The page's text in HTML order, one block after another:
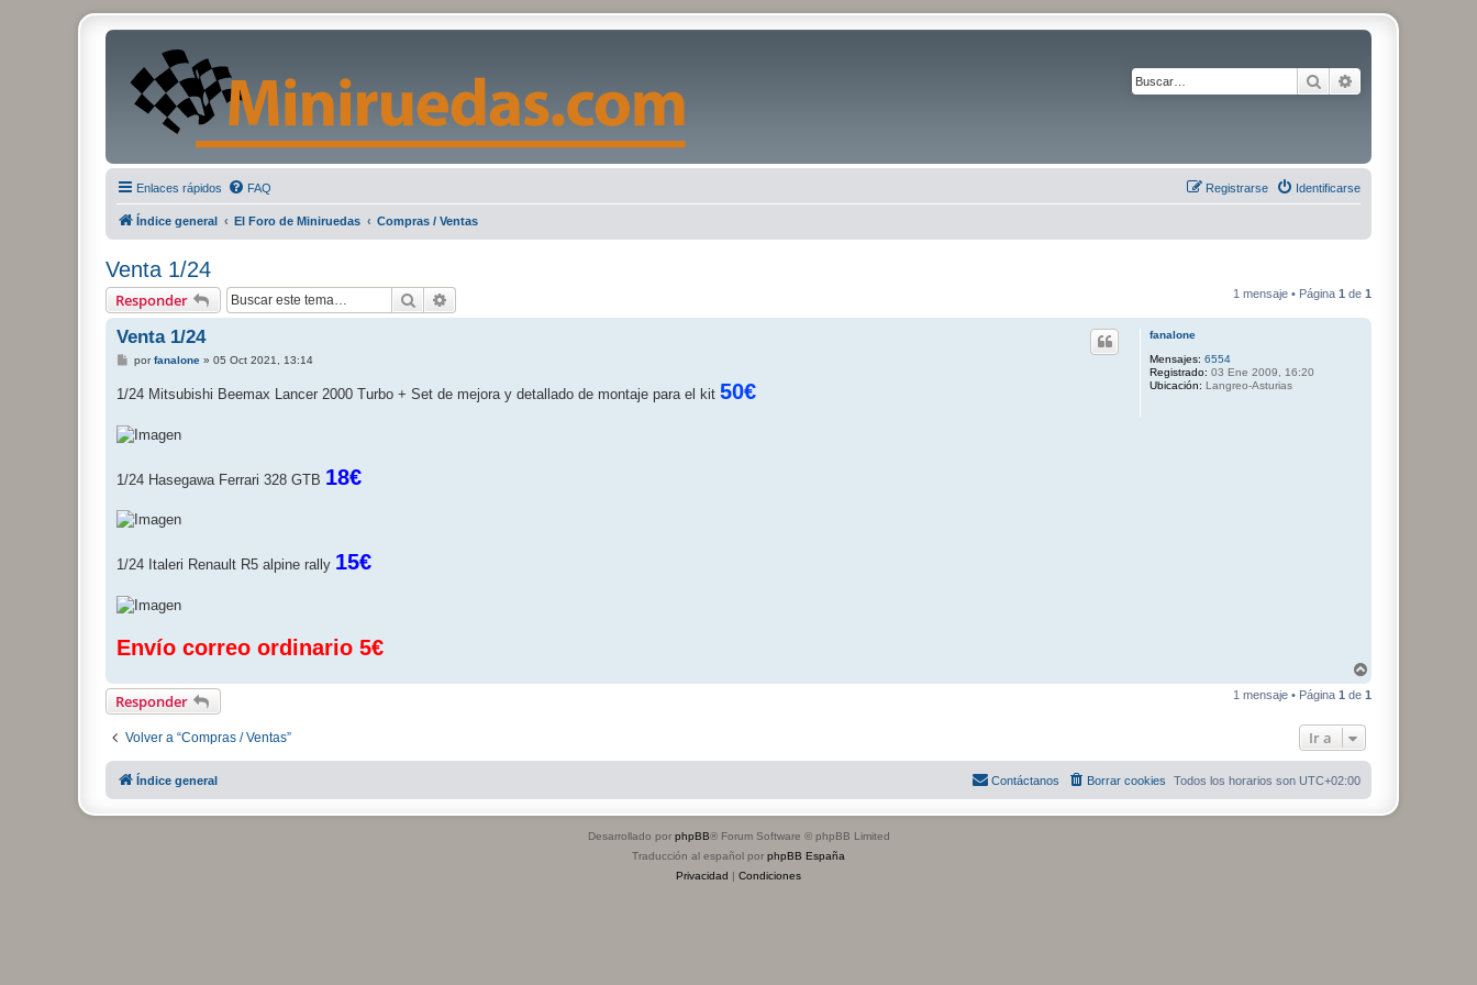
Buscar
Enlaces rápidos FAQ Identificarse
Registrarse
Índice general El Foro de Miniruedas Compras / Ventas
Venta 1/24
Responder Buscar 1 mensaje • Página 1 de 1
fanalone
Mensajes: 6554
Registrado: 03 Ene 2009, 16:20
Ubicación: Langreo-Asturias
Venta 1/24
M
s
j
e
porfanalone» 05 Oct 2021, 13:14
1/24 Mitsubishi Beemax Lancer 2000 Turbo + Set de mejora y detallado de montaje para el kit 50€
1/24 Hasegawa Ferrari 328 GTB 18€
1/24 Italeri Renault R5 alpine rally 15€
Envío correo ordinario 5€
r
Responder 1 mensaje • Página 1 de 1
Volver a “Compras / Ventas” Ir a
Índice general Todos los horarios son UTC+02:00
Borrar cookies
Contáctanos
Desarrollado por phpBB® Forum Software © phpBB Limited
Traducción al español por phpBB España
Privacidad | Condiciones